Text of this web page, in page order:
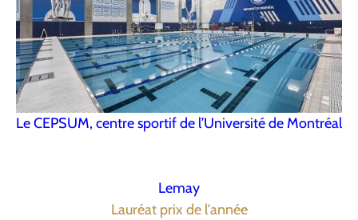
Le CEPSUM, centre sportif de l’Université de Montréal
Lemay
Lauréat prix de l'année